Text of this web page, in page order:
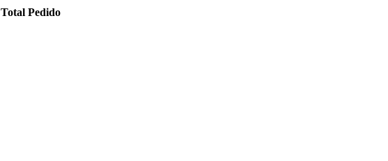
Total Pedido